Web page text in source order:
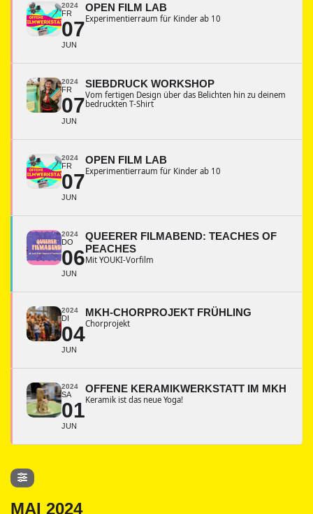
2024
FR
07
JUN
OPEN FILM LAB
Experimentierraum für Kinder ab 10
2024
FR
07
JUN
SIEBDRUCK WORKSHOP
Vom fertigen Design über das Belichten hin zu deinem
bedruckten T-Shirt
2024
FR
07
JUN
OPEN FILM LAB
Experimentierraum für Kinder ab 10
2024
DO
06
JUN
QUEERER FILMABEND: TEACHES OF
PEACHES
Mit YOUKI-Vorfilm
2024
DI
04
JUN
MKH-CHORPROJEKT FRÜHLING
Chorprojekt
2024
SA
01
JUN
OFFENE KERAMIKWERKSTATT IM MKH
Keramik ist das neue Yoga!
MAI 2024